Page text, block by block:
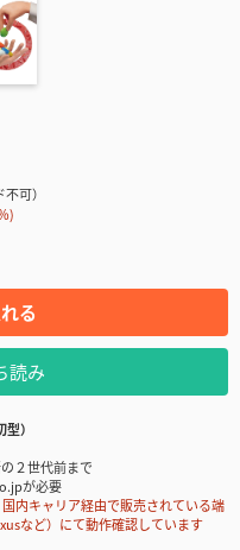
可）
)
る
読み
）
２世代前まで
が必要
内キャリア経由で販売されている端
など）にて動作確認しています